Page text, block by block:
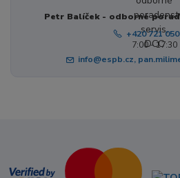
Petr Balíček - odborné
+420 721
7:00 - 17:30
info@espb.cz,